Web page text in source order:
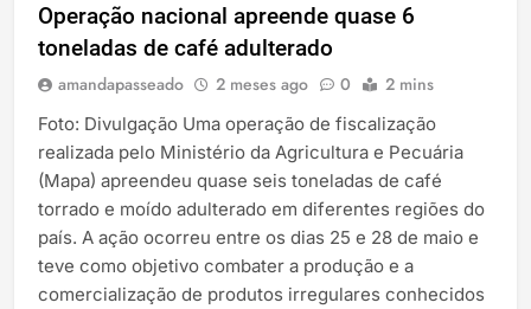
Operação nacional apreende quase 6
toneladas de café adulterado
amandapasseado 2 meses ago 0 2 mins
Foto: Divulgação Uma operação de fiscalização
realizada pelo Ministério da Agricultura e Pecuária
(Mapa) apreendeu quase seis toneladas de café
torrado e moído adulterado em diferentes regiões do
país. A ação ocorreu entre os dias 25 e 28 de maio e
teve como objetivo combater a produção e a
comercialização de produtos irregulares conhecidos